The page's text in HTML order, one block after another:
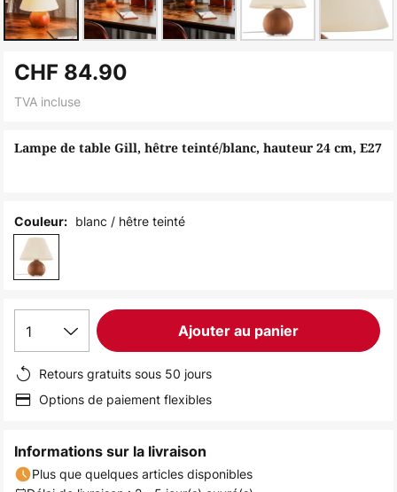
to
the
ofLampe de table Gill, hêtre teinté/blanc, hauteur 24 cm, E27
CHF 84.90
TVA incluse
Couleur: blanc / hêtre teinté
1 Ajouter au panier
Retours gratuits sous 50 jours
Options de paiement flexibles
Informations sur la livraison
Plus que quelques articles disponibles